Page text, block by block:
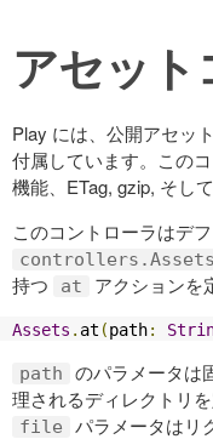
アセット
Play には、公開アセッ
付属しています。この
機能、ETag, gzip, そし
このコントローラはデ
controllers.Assets
持つ
at アクションを
Assets . at (path:
path
のパラメータは
理されるディレクトリ
file
パラメータはリ